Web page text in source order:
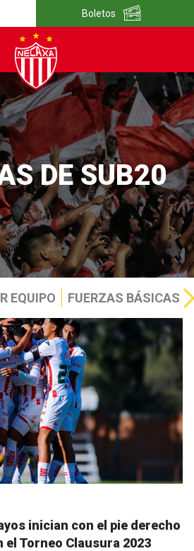
Boletos
DE SUB20
EQUIPO FUERZAS BÁSICAS
inician con el pie derecho
Torneo Clausura 2023